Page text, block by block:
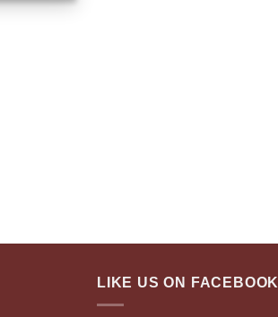
LIKE US ON FACEBOOK